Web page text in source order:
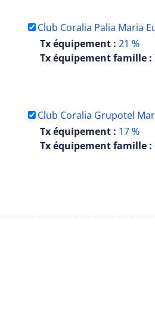
Club Coralia Palia Maria
Tx équipement : 21 %
Tx équipement famille :
Club Coralia Grupotel
Tx équipement : 17 %
Tx équipement famille :